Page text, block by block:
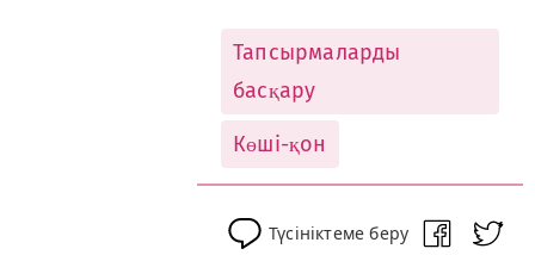
Тапсырмаларды
басқару
Көші-қон
Түсініктеме беру